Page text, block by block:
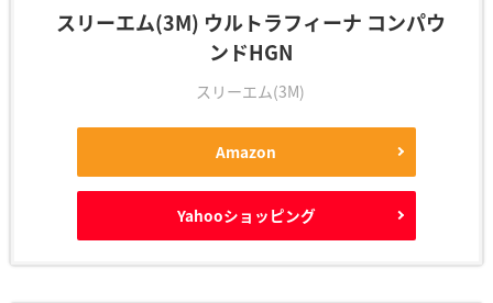
スリーエム(3M) ウルトラフィーナ コンパウ
ンドHGN
スリーエム(3M)
Amazon
Yahooショッピング